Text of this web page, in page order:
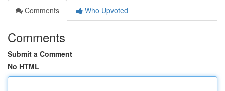
Comments
Who Upvoted
Comments
Submit a Comment
No HTML